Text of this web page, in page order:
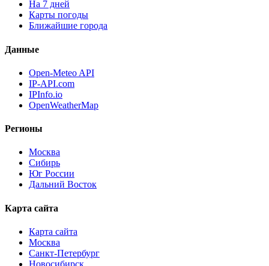
На 7 дней
Карты погоды
Ближайшие города
Данные
Open-Meteo API
IP-API.com
IPInfo.io
OpenWeatherMap
Регионы
Москва
Сибирь
Юг России
Дальний Восток
Карта сайта
Карта сайта
Москва
Санкт-Петербург
Новосибирск